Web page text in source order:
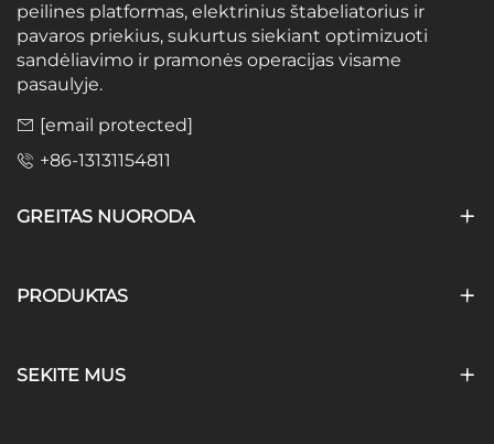
peilines platformas, elektrinius štabeliatorius ir
pavaros priekius, sukurtus siekiant optimizuoti
sandėliavimo ir pramonės operacijas visame
pasaulyje.
[email protected]
+86-13131154811
GREITAS NUORODA
PRODUKTAS
SEKITE MUS